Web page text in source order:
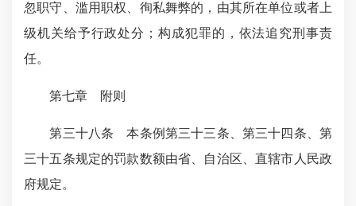
忽职守、滥用职权、徇私舞弊的，由其所在单位或者上
级机关给予行政处分；构成犯罪的，依法追究刑事责
任。
第七章 附则
第三十八条 本条例第三十三条、第三十四条、第
三十五条规定的罚款数额由省、自治区、直辖市人民政
府规定。